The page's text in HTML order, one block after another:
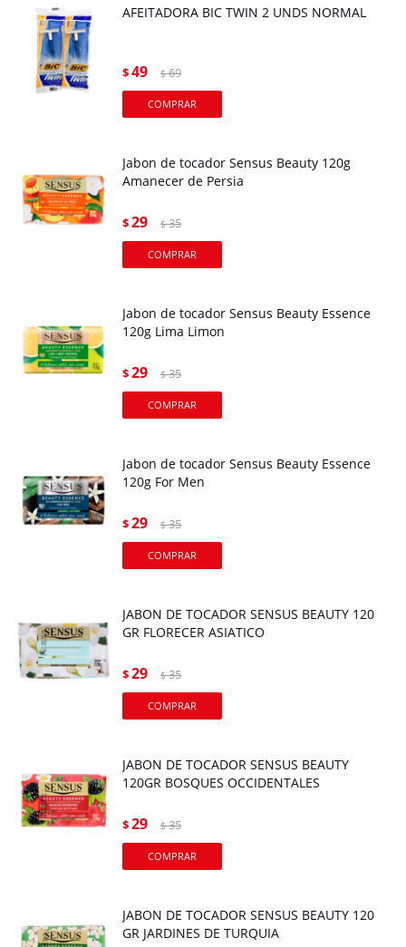
AFEITADORA BIC TWIN 2 UNDS NORMAL
$49 $ 69
Jabon de tocador Sensus Beauty 120g
Amanecer de Persia
$29 $ 35
Jabon de tocador Sensus Beauty Essence
120g Lima Limon
$29 $ 35
Jabon de tocador Sensus Beauty Essence
120g For Men
$29 $ 35
JABON DE TOCADOR SENSUS BEAUTY 120
GR FLORECER ASIATICO
$29 $ 35
JABON DE TOCADOR SENSUS BEAUTY
120GR BOSQUES OCCIDENTALES
$29 $ 35
JABON DE TOCADOR SENSUS BEAUTY 120
GR JARDINES DE TURQUIA